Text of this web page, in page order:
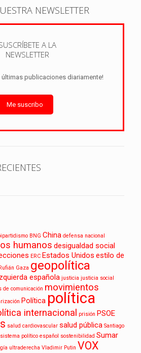
NEWSLETTER
A LA
NEWSLETTER
últimas publicaciones diariamente!
Me suscribo
BNG China defensa nacional
humanos desigualdad social
ERC Estados Unidos estilo de
Gaza geopolítica
española justicia justicia social
de comunicación movimientos
Política política
internacional prisión PSOE
salud cardiovascular salud pública Santiago
sistema político español sostenibilidad Sumar
ultraderecha Vladimir Putin VOX